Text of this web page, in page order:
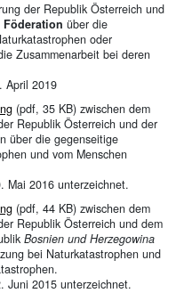
der Republik Österreich und
über die
oder
Zusammenarbeit bei deren
April 2019
(pdf, 35 KB) zwischen dem
Republik Österreich und der
über die gegenseitige
und vom Menschen
Mai 2016 unterzeichnet.
(pdf, 44 KB) zwischen dem
Republik Österreich und dem
Bosnien und Herzegowina
bei Naturkatastrophen und
Juni 2015 unterzeichnet.